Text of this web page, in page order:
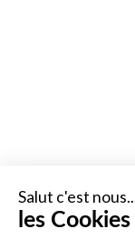
Salut c'est
les Cookies